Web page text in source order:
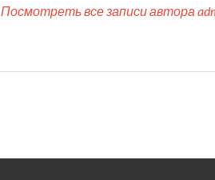
Посмотреть все записи автора